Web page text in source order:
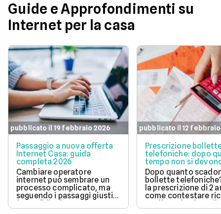
Guide e Approfondimenti su
Internet per la casa
pubblicato il 19 febbraio 2026
Passaggio a nuova offerta
Internet Casa: guida
completa 2026
Cambiare operatore
internet può sembrare un
processo complicato, ma
seguendo i passaggi giusti,
è possibile risparmiare
notevolmente sulla linea
pubblicato il 12
Prescrizione
telefoniche: dopo
tempo non si
pagare?
Dopo quanto
bollette
la prescrizione di 2
come contestare
tardive ed evitare il
pagamento di